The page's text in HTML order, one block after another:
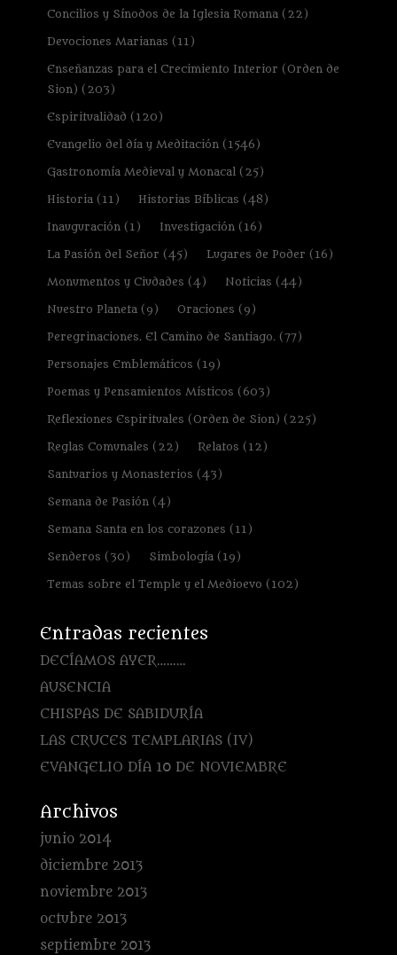
Concilios y Sínodos de la Iglesia Romana(22)
Devociones Marianas (11)
Enseñanzas para el Crecimiento Interior (Orden de
Sion) (203)
Espiritualidad (120)
Evangelio del día y Meditación(1546)
Gastronomía Medieval y Monacal(25)
Historia(11) Historias Bíblicas (48)
Inauguración(1) Investigación(16)
La Pasión del Señor (45) Lugares de Poder (16)
Monumentos y Ciudades (4) Noticias (44)
Nuestro Planeta(9) Oraciones (9)
Peregrinaciones. El Camino de Santiago.(77)
Personajes Emblemáticos (19)
Poemas y Pensamientos Místicos (603)
Reflexiones Espirituales (Orden de Sion) (225)
Reglas Comunales (22) Relatos (12)
Santuarios y Monasterios (43)
Semana de Pasión(4)
Semana Santa en los corazones (11)
Senderos (30) Simbología(19)
Temas sobre el Temple y el Medioevo (102)
Entradas recientes
DECÍAMOS AYER………
AUSENCIA
CHISPAS DE SABIDURÍA
LAS CRUCES TEMPLARIAS (IV)
EVANGELIO DÍA 10 DE NOVIEMBRE
Archivos
junio 2014
diciembre 2013
noviembre 2013
octubre 2013
septiembre 2013